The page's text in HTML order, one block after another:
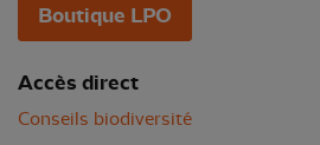
Boutique LPO
Accès direct
Conseils biodiversité